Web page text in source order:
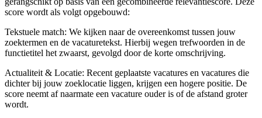
score wordt als volgt opgebouwd:
Tekstuele match: We kijken naar de overeenkomst tussen jouw
zoektermen en de vacaturetekst. Hierbij wegen trefwoorden in de
functietitel het zwaarst, gevolgd door de korte omschrijving.
Actualiteit & Locatie: Recent geplaatste vacatures en vacatures die
dichter bij jouw zoeklocatie liggen, krijgen een hogere positie. De
score neemt af naarmate een vacature ouder is of de afstand groter
wordt.